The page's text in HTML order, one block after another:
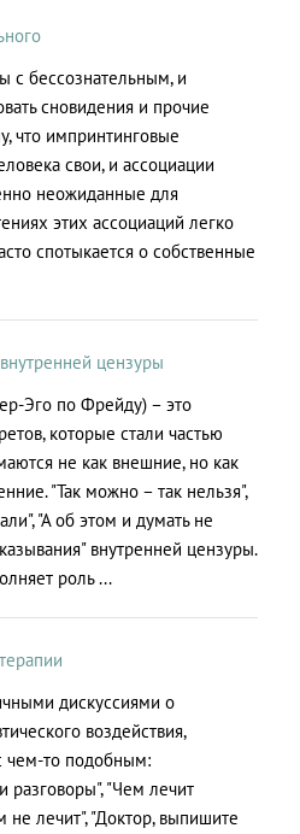
с бессознательным, и
сновидения и прочие
что импринтинговые
свои, и ассоциации
неожиданные для
этих ассоциаций легко
спотыкается о собственные
цензуры
Эго по Фрейду) – это
которые стали частью
не как внешние, но как
"Так можно – так нельзя",
"А об этом и думать не
внутренней цензуры.
роль ...
дискуссиями о
воздействия,
чем-то подобным:
разговоры", "Чем лечит
не лечит", "Доктор, выпишите